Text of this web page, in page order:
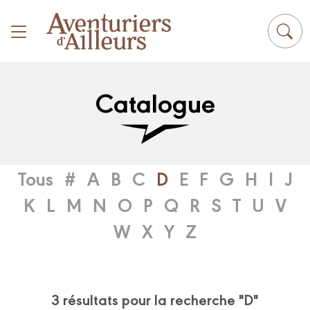
Catalogue
Tous # A B C D E F G H I J
K L M N O P Q R S T U V
W X Y Z
3 résultats pour la recherche "D"
Panneau de gestion des cookies